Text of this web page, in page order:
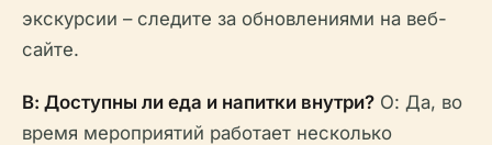
экскурсии – следите за обновлениями на веб-
сайте.
В: Доступны ли еда и напитки внутри? О: Да, во
время мероприятий работает несколько